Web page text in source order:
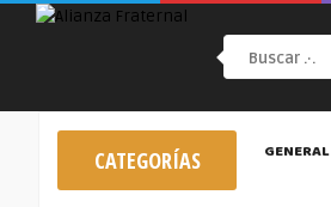
CATEGORÍAS GENERAL